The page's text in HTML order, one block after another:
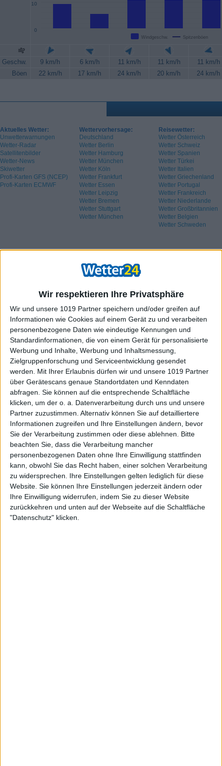
Wir respektieren Ihre Privatsphäre
Wir und unsere 1019 Partner speichern und/oder greifen auf
Informationen wie Cookies auf einem Gerät zu und verarbeiten
personenbezogene Daten wie eindeutige Kennungen und
Standardinformationen, die von einem Gerät für personalisierte
Werbung und Inhalte, Werbung und Inhaltsmessung,
Zielgruppenforschung und Serviceentwicklung gesendet
werden.
Mit Ihrer Erlaubnis dürfen wir und unsere 1019 Partner
über Gerätescans genaue Standortdaten und Kenndaten
abfragen. Sie können auf die entsprechende Schaltfläche
klicken, um der o. a. Datenverarbeitung durch uns und unsere
Partner zuzustimmen. Alternativ können Sie auf detailliertere
Informationen zugreifen und Ihre Einstellungen ändern, bevor
Sie der Verarbeitung zustimmen oder diese ablehnen.
Bitte
beachten Sie, dass die Verarbeitung mancher
personenbezogenen Daten ohne Ihre Einwilligung stattfinden
kann, obwohl Sie das Recht haben, einer solchen Verarbeitung
zu widersprechen. Ihre Einstellungen gelten lediglich für diese
Website. Sie können Ihre Einstellungen jederzeit ändern oder
Ihre Einwilligung widerrufen, indem Sie zu dieser Website
zurückkehren und unten auf der Webseite auf die Schaltfläche
"Datenschutz" klicken.
Windgeschw. Spitzenböen
0
10
Geschw. 9 km/h 6 km/h 11 km/h 11 km/h
11 km/h
Böen
22 km/h 17 km/h 24 km/h 20 km/h 24 km/h
Aktuelles Wetter:
Unwetterwarnungen
Wetter-Radar
Satellitenbilder
Wetter-News
Skiwetter
Profi-Karten GFS (NCEP)
Profi-Karten ECMWF
Wettervorhersage:
Deutschland
Wetter Berlin
Wetter Hamburg
Wetter München
Wetter Köln
Wetter Frankfurt
Wetter Essen
Wetter Leipzig
Wetter Bremen
Wetter Stuttgart
Wetter München
Reisewetter:
Wetter Österreich
Wetter Schweiz
Wetter Spanien
Wetter Türkei
Wetter Italien
Wetter Griechenland
Wetter Portugal
Wetter Frankreich
Wetter Niederlande
Wetter Großbritannien
Wetter Belgien
Wetter Schweden